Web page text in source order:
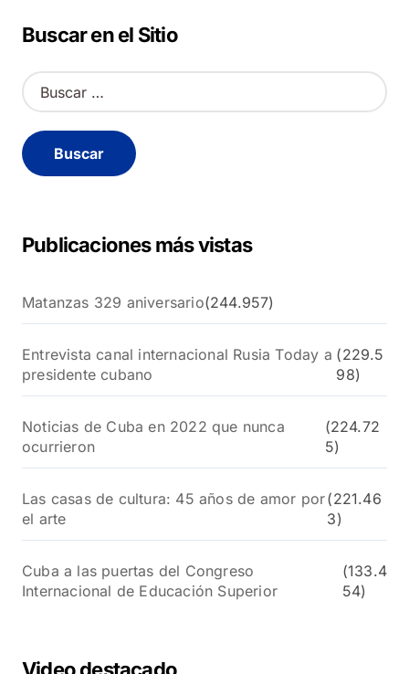
Buscar en el Sitio
B
u
c
a
Publicaciones más vistas
Matanzas 329 aniversario(244.957)
Entrevista canal internacional Rusia Today a
presidente cubano
(229.5
98)
Noticias de Cuba en 2022 que nunca
ocurrieron
(224.72
5)
Las casas de cultura: 45 años de amor por
el arte
(221.46
3)
Cuba a las puertas del Congreso
Internacional de Educación Superior
(133.4
54)